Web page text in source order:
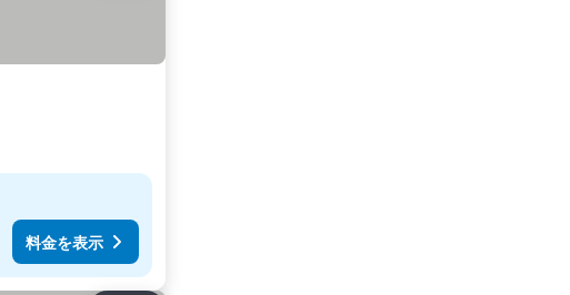
料金を表示